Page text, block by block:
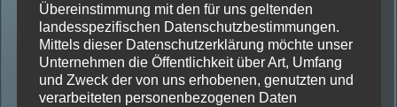
Übereinstimmung mit den für uns geltenden
landesspezifischen Datenschutzbestimmungen.
Mittels dieser Datenschutzerklärung möchte unser
Unternehmen die Öffentlichkeit über Art, Umfang
und Zweck der von uns erhobenen, genutzten und
verarbeiteten personenbezogenen Daten